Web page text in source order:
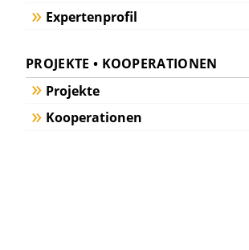
Expertenprofil
PROJEKTE • KOOPERATIONEN
Projekte
Kooperationen